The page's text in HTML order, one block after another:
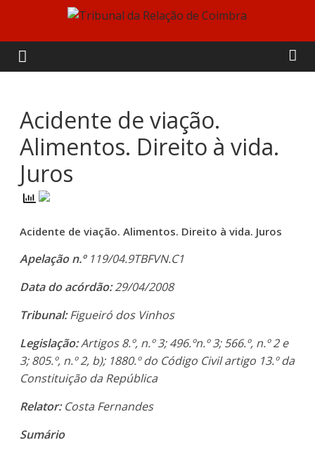
content
Tribunal
da
Relação
de
Coimbra
Acidente de viação.
Alimentos. Direito à vida.
Juros
Acidente de viação. Alimentos. Direito à vida. Juros
Apelação n.º 119/04.9TBFVN.C1
Data do acórdão:29/04/2008
Tribunal:Figueiró dos Vinhos
Legislação:Artigos 8.º, n.º 3; 496.ºn.º 3; 566.º, n.º 2 e
3; 805.º, n.º 2, b); 1880.º do Código Civil artigo 13.º da
Constituição da República
Relator:Costa Fernandes
Sumário